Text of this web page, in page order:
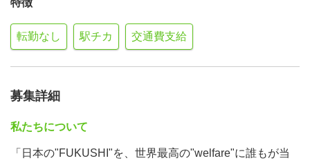
特徴
転勤なし 駅チカ 交通費支給
募集詳細
私たちについて
「日本の"FUKUSHI"を、世界最高の"welfare"に誰もが当